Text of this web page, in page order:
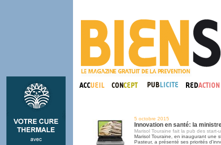
5 octobre 2015
Innovation en santé: la
Marisol Touraine fait la pub des start-
Marisol Touraine, en inaugurant une
Pasteur, a présenté ses priorités